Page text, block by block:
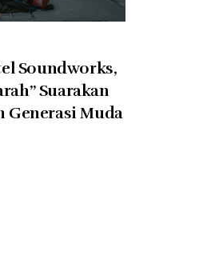
Soundworks,
Suarakan
Generasi Muda